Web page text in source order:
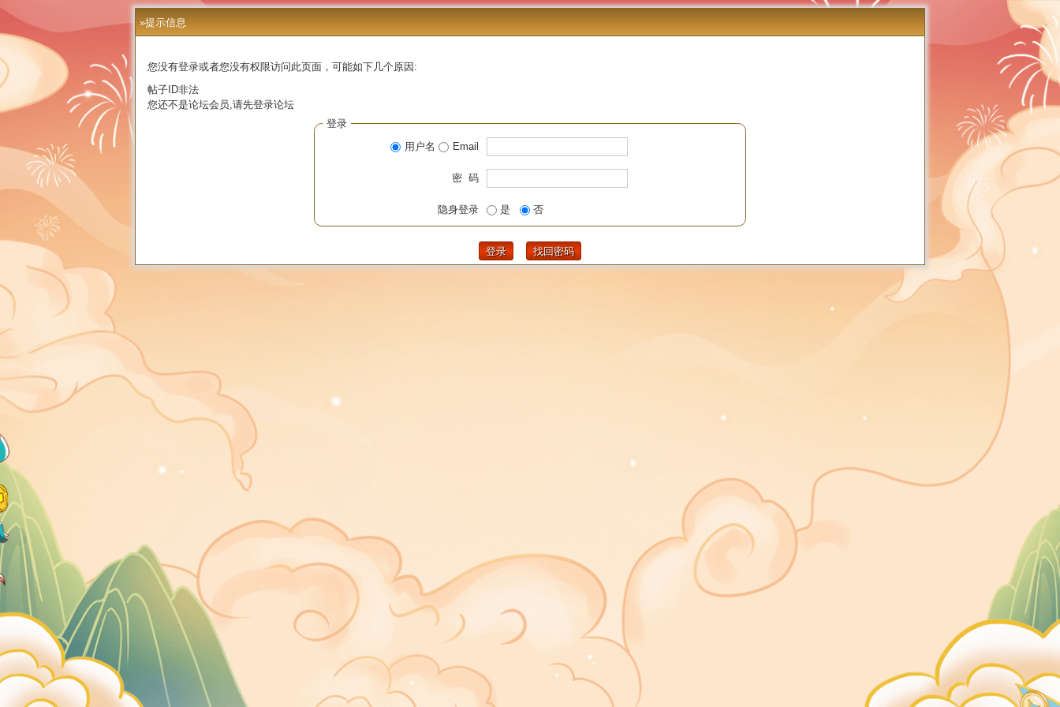
»提示信息
您没有登录或者您没有权限访问此页面，可能如下几个原因:
帖子ID非法
您还不是论坛会员,请先登录论坛
登录
用户名
Email
密 码
隐身登录 是 否